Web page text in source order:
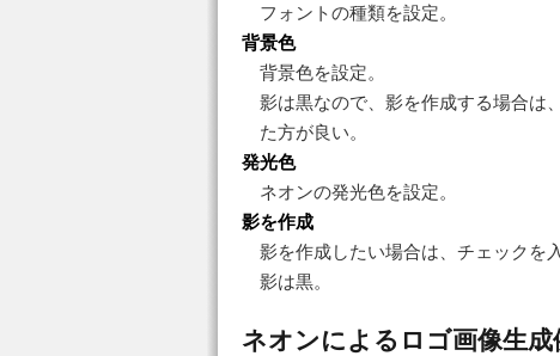
フォントの種類を設定。
背景色
背景色を設定。
影は黒なので、影を作成する場合は
た方が良い。
発光色
ネオンの発光色を設定。
影を作成
影を作成したい場合は、チェックを
影は黒。
ネオンによるロゴ画像生成